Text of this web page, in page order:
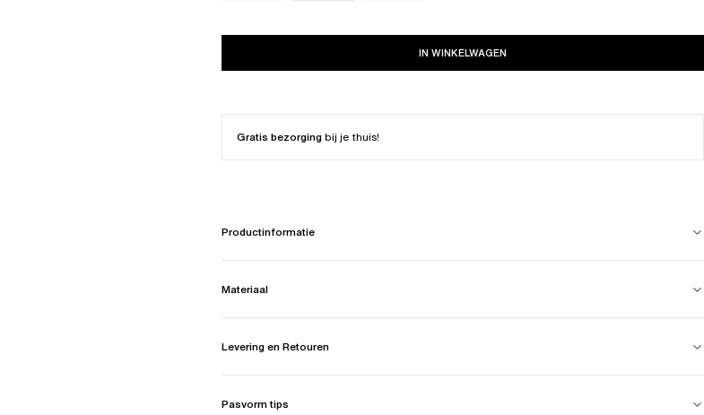
IN WINKELWAGEN
Gratis bezorgingbij je thuis!
Productinformatie
Materiaal
Levering en Retouren
Pasvorm tips